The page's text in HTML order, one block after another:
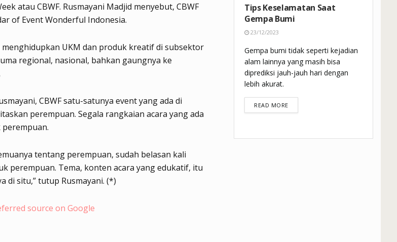
atau CBWF. Rusmayani Madjid menyebut, CBWF
of Event Wonderful Indonesia.
menghidupkan UKM dan produk kreatif di subsektor
regional, nasional, bahkan gaungnya ke
CBWF satu-satunya event yang ada di
perempuan. Segala rangkaian acara yang ada
perempuan.
tentang perempuan, sudah belasan kali
perempuan. Tema, konten acara yang edukatif, itu
di situ,” tutup Rusmayani. (*)
source on Google
Tips Keselamatan Saat
Gempa Bumi
23/12/2023
Gempa bumi tidak seperti kejadian
alam lainnya yang masih bisa
diprediksi jauh-jauh hari dengan
lebih akurat.
READ MOREDETAILS